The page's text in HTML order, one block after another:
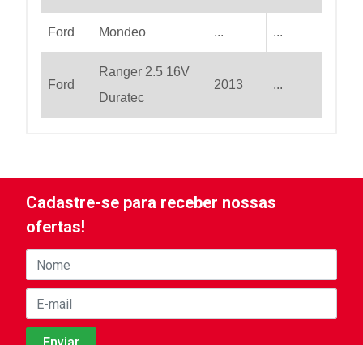
Ford Mondeo ... ...
Ford
Ranger 2.5 16V
Duratec
2013 ...
Cadastre-se para receber nossas
ofertas!